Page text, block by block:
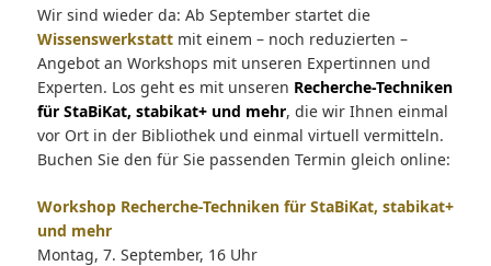
Wir sind wieder da: Ab September startet die
Wissenswerkstattmit einem – noch reduzierten –
Angebot an Workshops mit unseren Expertinnen und
Experten. Los geht es mit unseren Recherche-Techniken
für StaBiKat, stabikat+ und mehr, die wir Ihnen einmal
vor Ort in der Bibliothek und einmal virtuell vermitteln.
Buchen Sie den für Sie passenden Termin gleich online:
Workshop Recherche-Techniken für StaBiKat, stabikat+
und mehr
Montag, 7. September, 16 Uhr